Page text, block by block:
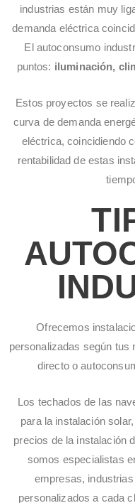
industrias están muy
demanda eléctrica
El autoconsumo
puntos: iluminación,
Estos proyectos se
curva de demanda
eléctrica, coincidiendo
rentabilidad de estas
Ofrecemos
personalizadas según tus
directo o
Los techados de las
para la instalación
precios de la instalación
somos especialistas
empresas,
personalizados a cada